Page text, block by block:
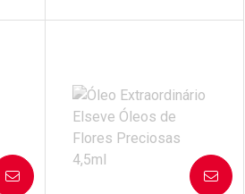
Laboratório
Por Menos
AVISE-ME